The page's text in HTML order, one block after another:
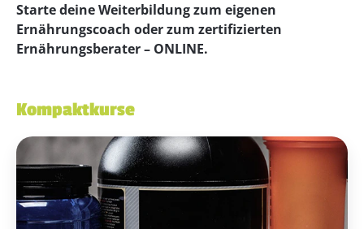
Starte deine Weiterbildung zum eigenen
Ernährungscoach oder zum zertifizierten
Ernährungsberater – ONLINE.
Kompaktkurse